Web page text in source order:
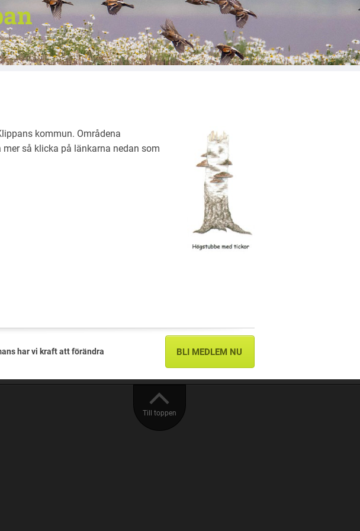
kommun. Områdena
så klicka på länkarna nedan som
har vi kraft att förändra BLI MEDLEM NU
Till toppen